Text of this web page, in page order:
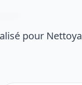
pour